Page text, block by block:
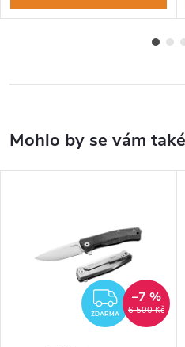
ZDARMA
ZDARMA 6 500 Kč
–7 %